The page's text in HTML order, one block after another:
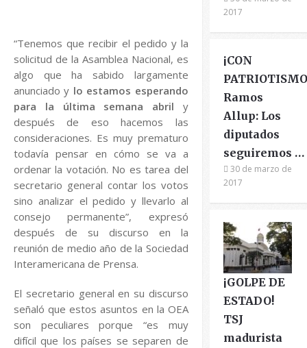
“Tenemos que recibir el pedido y la
solicitud de la Asamblea Nacional, es
algo que ha sabido largamente
anunciado y lo estamos esperando
para la última semana abril y
después de eso hacemos las
consideraciones. Es muy prematuro
todavía pensar en cómo se va a
ordenar la votación. No es tarea del
secretario general contar los votos
sino analizar el pedido y llevarlo al
consejo permanente”, expresó
después de su discurso en la
reunión de medio año de la Sociedad
Interamericana de Prensa.
El secretario general en su discurso
señaló que estos asuntos en la OEA
son peculiares porque “es muy
difícil que los países se separen de
2017
¡CON
Ramos
Allup: Los
diputados
seguiremos …
30 de marzo de
2017
¡GOLPE DE
ESTADO!
TSJ
madurista